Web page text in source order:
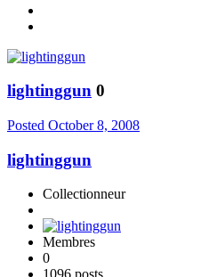
lightinggun 0
Posted October 8, 2008
lightinggun
Collectionneur
Membres
0